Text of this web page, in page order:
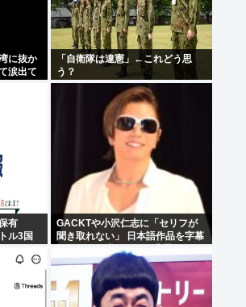
に抜か
涙出て
「自衛隊は違憲」←これどう思
う？
有
ル3国
GACKTや小沢仁志に「セリフが
聞き取れない」 日本語作品を字幕
で見る人が増えている背景